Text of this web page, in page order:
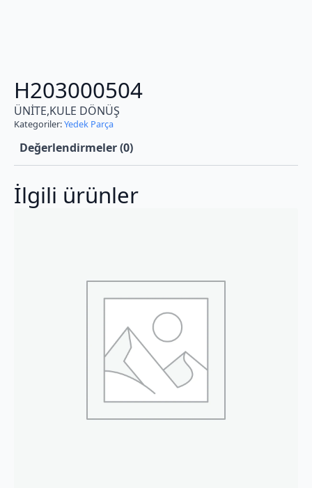
H203000504
ÜNİTE,KULE DÖNÜŞ
Kategoriler:Yedek Parça
Değerlendirmeler (0)
İlgili ürünler